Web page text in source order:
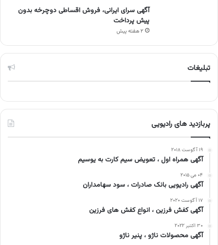
آگهی سرای ایرانی، فروش اقساطی دوچرخه بدون
پیش پرداخت
۲ هفته پیش
تبلیغات
پربازدید های رادیویی
۱۹ آگوست ۲۰۱۸
آگهی همراه اول ، تعویض سیم کارت به یوسیم
۰۴ می ۲۰۱۵
آگهی رادیویی بانک صادرات ، سود سهامداران
۱۷ آگوست ۲۰۲۰
آگهی کفش فرزین ، انواع کفش های فرزین
۳۰ اکتبر ۲۰۲۲
آگهی محصولات ناژو ، پنیر ناژو